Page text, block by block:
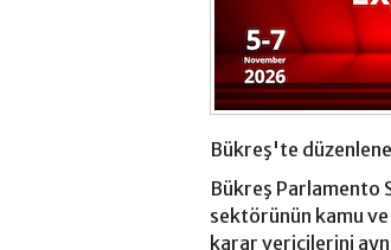
Bükreş'te
Bükreş Parlamento
sektörünün kamu ve
karar vericilerini